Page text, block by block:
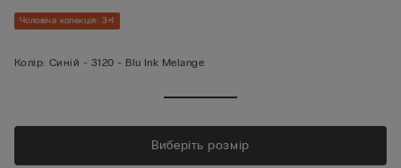
Чоловіча колекція: 3+1
Колір: Синій - 3120 - Blu Ink Melange
Виберіть розмір